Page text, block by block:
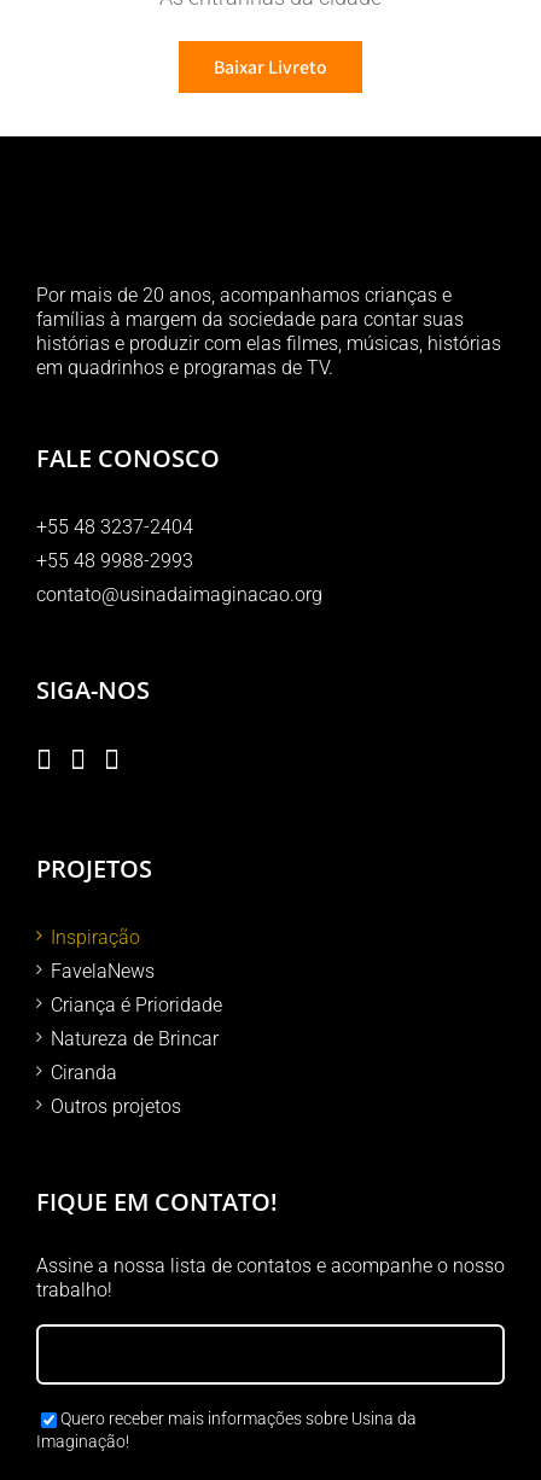
Baixar Livreto
Por mais de 20 anos, acompanhamos crianças e
famílias à margem da sociedade para contar suas
histórias e produzir com elas filmes, músicas, histórias
em quadrinhos e programas de TV.
FALE CONOSCO
+55 48 3237-2404
+55 48 9988-2993
contato@usinadaimaginacao.org
SIGA-NOS
PROJETOS
Inspiração
FavelaNews
Criança é Prioridade
Natureza de Brincar
Ciranda
Outros projetos
FIQUE EM CONTATO!
Assine a nossa lista de contatos e acompanhe o nosso
trabalho!
Quero receber mais informações sobre Usina da
Imaginação!